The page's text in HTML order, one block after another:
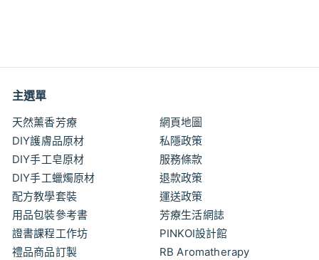
0
主選單
天然薰香芳療
DIY護膚品原材
DIY手工皂原材
DIY手工蠟燭原材
配方教學套裝
用品包裝參考書
證書課程工作坊
禮品商品訂製
網頁地圖
私隱政策
服務條款
退款政策
運送政策
芳療生活網誌
PINKOI設計館
RB Aromatherapy